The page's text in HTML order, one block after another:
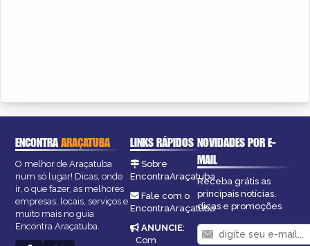
ENCONTRAARAÇATUBA
O melhor de Araçatuba
num só lugar! Dicas, onde
ir, o que fazer, as melhores
empresas, locais, serviços e
muito mais no guia
Encontra Araçatuba.
LINKS RÁPIDOS
Sobre
EncontraAraçatuba
Fale com o
EncontraAraçatuba
ANUNCIE:
Com
NOVIDADES POR E-
MAIL
Receba grátis as
principais notícias,
dicas e promoções